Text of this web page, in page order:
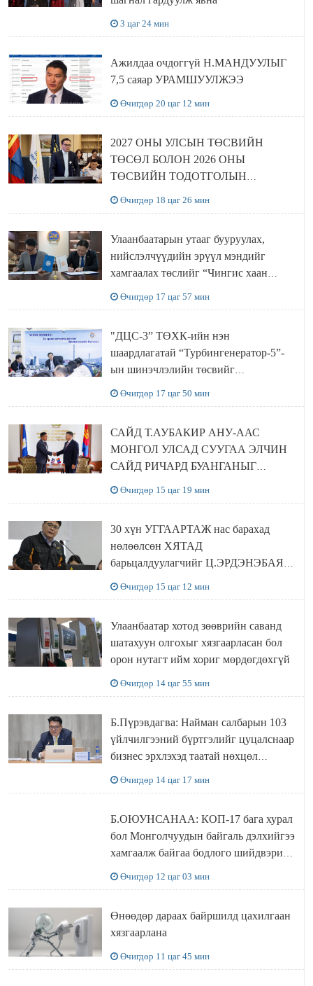
3 цаг 24 мин
Ажилдаа очдоггүй Н.МАНДУУЛЫГ
7,5 саяар УРАМШУУЛЖЭЭ
Өчигдөр 20 цаг 12 мин
2027 ОНЫ УЛСЫН ТӨСВИЙН
ТӨСӨЛ БОЛОН 2026 ОНЫ
ТӨСВИЙН ТОДОТГОЛЫН
Өчигдөр 18 цаг 26 мин
Улаанбаатарын утааг бууруулах,
нийслэлчүүдийн эрүүл мэндийг
хамгаалах төслийг “Чингис хаан
Өчигдөр 17 цаг 57 мин
"ДЦС-3” ТӨХК-ийн нэн
шаардлагатай “Турбингенератор-5”-
ын шинэчлэлийн төсвийг
Өчигдөр 17 цаг 50 мин
САЙД Т.АУБАКИР АНУ-ААС
МОНГОЛ УЛСАД СУУГАА ЭЛЧИН
САЙД РИЧАРД БУАНГАНЫГ
Өчигдөр 15 цаг 19 мин
30 хүн УГГААРТАЖ нас барахад
нөлөөлсөн ХЯТАД
барьцалдуулагчийг Ц.ЭРДЭНЭБАЯР
Өчигдөр 15 цаг 12 мин
Улаанбаатар хотод зөөврийн саванд
шатахуун олгохыг хязгаарласан бол
орон нутагт ийм хориг мөрдөгдөхгүй
Өчигдөр 14 цаг 55 мин
Б.Пүрэвдагва: Найман салбарын 103
үйлчилгээний бүртгэлийг цуцалснаар
бизнес эрхлэхэд таатай нөхцөл
Өчигдөр 14 цаг 17 мин
Б.ОЮУНСАНАА: КОП-17 бага хурал
бол Монголчуудын байгаль дэлхийгээ
хамгаалж байгаа бодлого шийдвэрийг
Өчигдөр 12 цаг 03 мин
Өнөөдөр дараах байршилд цахилгаан
хязгаарлана
Өчигдөр 11 цаг 45 мин